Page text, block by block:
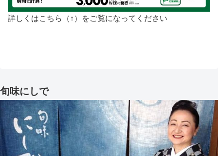
詳しくはこちら（↑）をご覧になってください
旬味にしで